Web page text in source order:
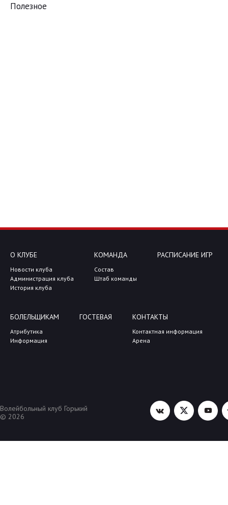
Полезное
О КЛУБЕ
Новости клуба
Администрация клуба
История клуба
КОМАНДА
Состав
Штаб команды
РАСПИСАНИЕ ИГР
БОЛЕЛЬЩИКАМ
Атрибутика
Информация
ГОСТЕВАЯ КОНТАКТЫ
Контактная информация
Арена
Волейбольный клуб Горький
© 2026